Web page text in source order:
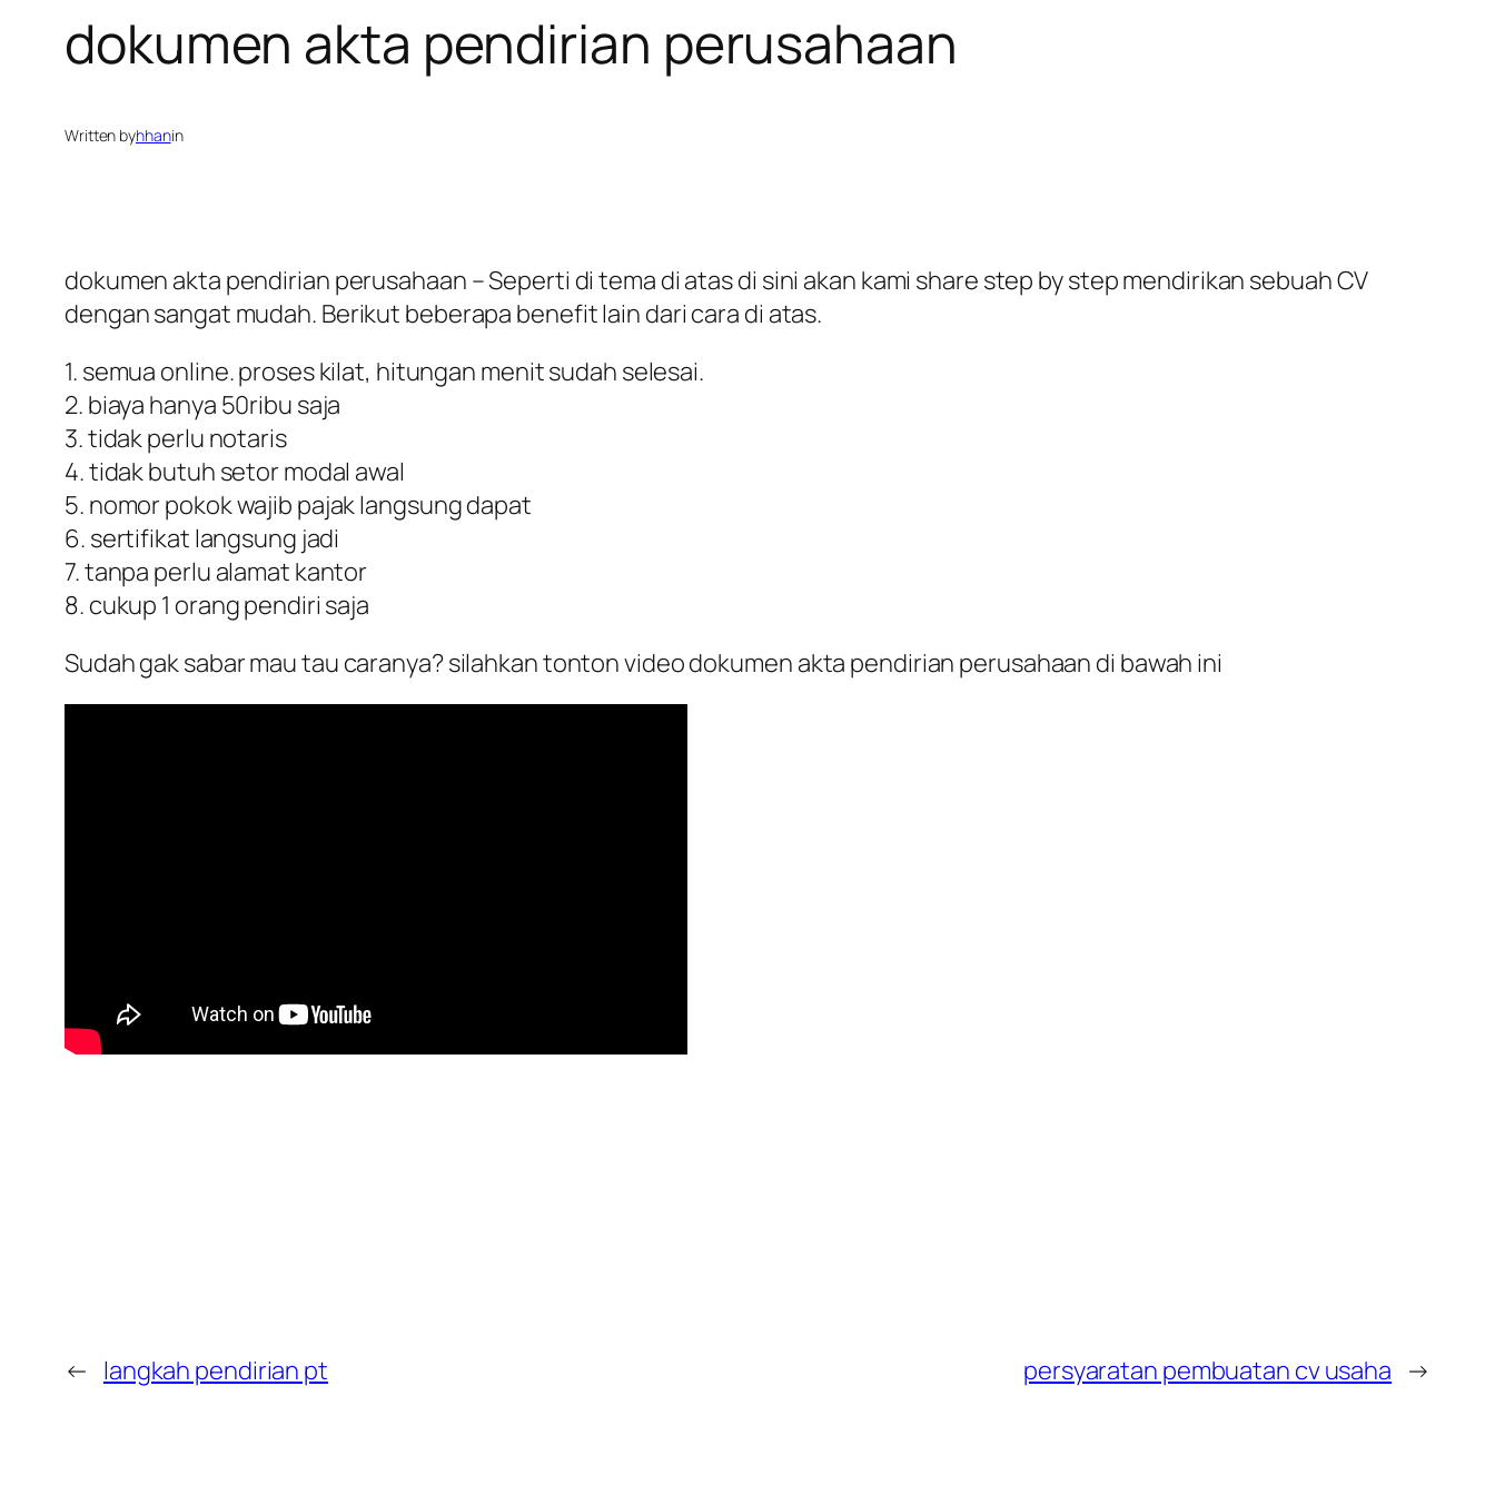
dokumen akta pendirian perusahaan
Written byhhanin
dokumen akta pendirian perusahaan – Seperti di tema di atas di sini akan kami share step by step mendirikan sebuah CV
dengan sangat mudah. Berikut beberapa benefit lain dari cara di atas.
1. semua online. proses kilat, hitungan menit sudah selesai.
2. biaya hanya 50ribu saja
3. tidak perlu notaris
4. tidak butuh setor modal awal
5. nomor pokok wajib pajak langsung dapat
6. sertifikat langsung jadi
7. tanpa perlu alamat kantor
8. cukup 1 orang pendiri saja
Sudah gak sabar mau tau caranya? silahkan tonton video dokumen akta pendirian perusahaan di bawah ini
← langkah pendirian pt persyaratan pembuatan cv usaha →